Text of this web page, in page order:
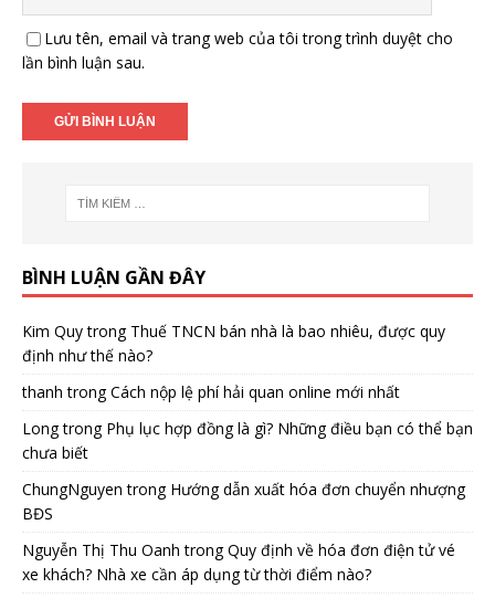
Lưu tên, email và trang web của tôi trong trình duyệt cho
lần bình luận sau.
BÌNH LUẬN GẦN ĐÂY
Kim Quytrong Thuế TNCN bán nhà là bao nhiêu, được quy
định như thế nào?
thanh trongCách nộp lệ phí hải quan online mới nhất
Longtrong Phụ lục hợp đồng là gì? Những điều bạn có thể bạn
chưa biết
ChungNguyen trong Hướng dẫn xuất hóa đơn chuyển nhượng
BĐS
Nguyễn Thị Thu Oanh trongQuy định về hóa đơn điện tử vé
xe khách? Nhà xe cần áp dụng từ thời điểm nào?